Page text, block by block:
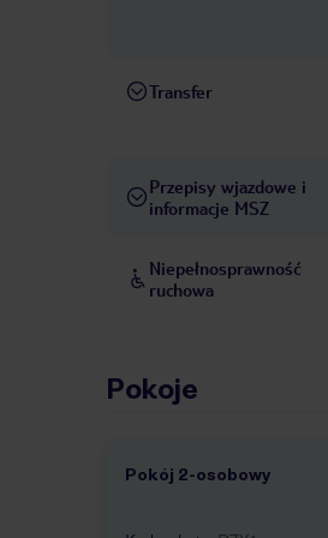
Transfer
Przepisy wjazdowe i
informacje MSZ
Niepełnosprawność
ruchowa
Pokoje
Pokój 2-osobowy
1 / 1